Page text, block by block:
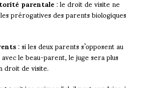
prérogatives des parents biologiques
: si les deux parents s’opposent au
le beau-parent, le juge sera plus
de visite.